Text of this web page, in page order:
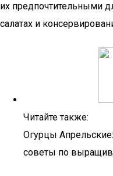
их предпочтительными
салатах и
Читайте также:
Огурцы
советы по